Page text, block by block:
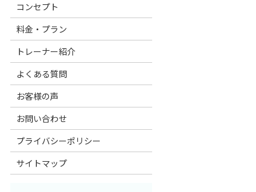
コンセプト
料金・プラン
トレーナー紹介
よくある質問
お客様の声
お問い合わせ
プライバシーポリシー
サイトマップ